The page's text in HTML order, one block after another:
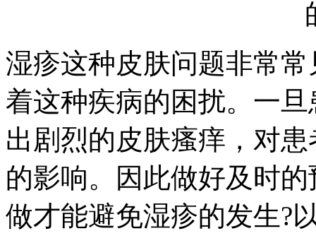
湿疹这种皮肤问题非常
着这种疾病的困扰。一
出剧烈的皮肤瘙痒，对
的影响。因此做好及时
做才能避免湿疹的发生?